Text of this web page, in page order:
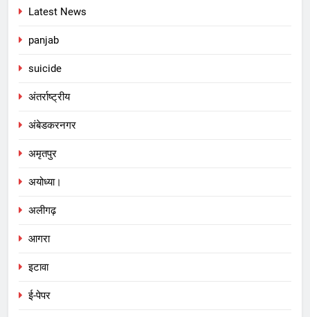
Latest News
panjab
suicide
अंतर्राष्ट्रीय
अंबेडकरनगर
अमृतपुर
अयोध्या।
अलीगढ़
आगरा
इटावा
ई-पेपर